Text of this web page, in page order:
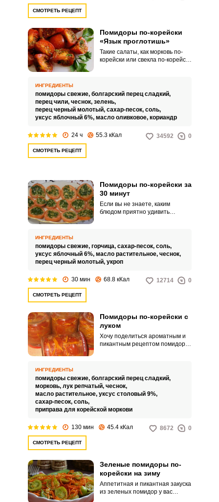
СМОТРЕТЬ РЕЦЕПТ
Помидоры по-корейски
«Язык проглотишь»
Такие салаты, как морковь по-
корейски или свекла по-корейски
становится менее вкусной. Хочу
поделиться закуской из
помидоров по-корейски, такой
рецепт часто не без причины
называют «Язык проглотишь».
ИНГРЕДИЕНТЫ
помидоры свежие, болгарский перец сладкий,
перец чили, чеснок, зелень,
перец черный молотый, сахар-песок, соль,
уксус яблочный 6%, масло оливковое, кориандр
24 ч 55.3 кКал 34592 0
СМОТРЕТЬ РЕЦЕПТ
Помидоры по-корейски за
30 минут
Если вы не знаете, каким
блюдом приятно удивить
закуски потребуется
минимальное количество
ингредиентов и всего лишь 30
минут.
ИНГРЕДИЕНТЫ
помидоры свежие, горчица, сахар-песок, соль,
уксус яблочный 6%, масло растительное, чеснок,
перец черный молотый, укроп
30 мин 68.8 кКал 12714 0
СМОТРЕТЬ РЕЦЕПТ
Помидоры по-корейски с
луком
Хочу поделиться ароматным и
пикантным рецептом помидоров
обеденный стол.
ИНГРЕДИЕНТЫ
помидоры свежие, болгарский перец сладкий,
морковь, лук репчатый, чеснок,
масло растительное, уксус столовый 9%,
сахар-песок, соль,
приправа для корейской моркови
130 мин 45.4 кКал 8672 0
СМОТРЕТЬ РЕЦЕПТ
Зеленые помидоры по-
корейски на зиму
Аппетитная и пикантная закуска
из зеленых помидор у вас